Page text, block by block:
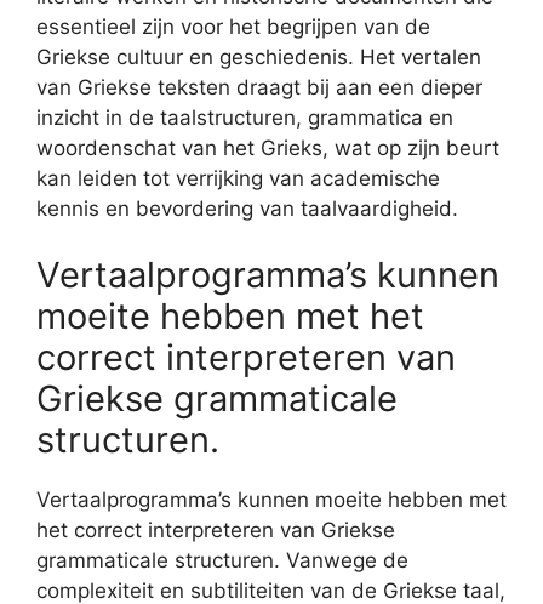
essentieel zijn voor het begrijpen van de
Griekse cultuur en geschiedenis. Het vertalen
van Griekse teksten draagt bij aan een dieper
inzicht in de taalstructuren, grammatica en
woordenschat van het Grieks, wat op zijn beurt
kan leiden tot verrijking van academische
kennis en bevordering van taalvaardigheid.
Vertaalprogramma’s kunnen
moeite hebben met het
correct interpreteren van
Griekse grammaticale
structuren.
Vertaalprogramma’s kunnen moeite hebben met
het correct interpreteren van Griekse
grammaticale structuren. Vanwege de
complexiteit en subtiliteiten van de Griekse taal,